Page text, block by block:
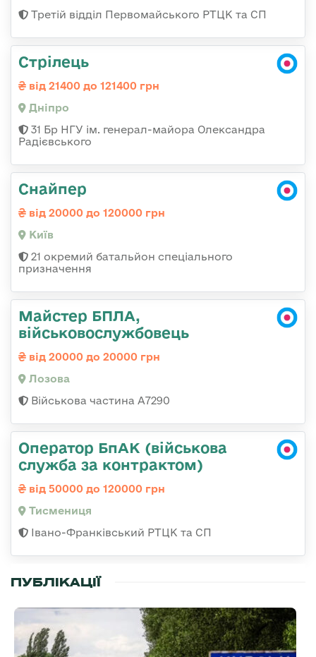
Третій відділ Первомайського РТЦК та СП
Стрілець
від 21400 до 121400 грн
Дніпро
31 Бр НГУ ім. генерал-майора Олександра
Радієвського
Снайпер
від 20000 до 120000 грн
Київ
21 окремий батальйон спеціального
призначення
Майстер БПЛА,
військовослужбовець
від 20000 до 20000 грн
Лозова
Військова частина А7290
Оператор БпАК (військова
служба за контрактом)
від 50000 до 120000 грн
Тисмениця
Івано-Франківський РТЦК та СП
ПУБЛІКАЦІЇ